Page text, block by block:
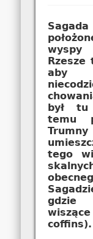
wyspy
aby
był tu
temu
tego
gdzie
coffins).